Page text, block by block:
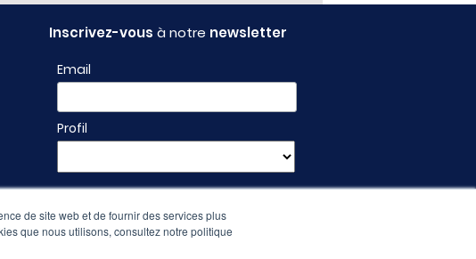
de site web et de fournir des services plus
que nous utilisons, consultez notre politique
Inscrivez-vous à notre newsletter
Email
Profil